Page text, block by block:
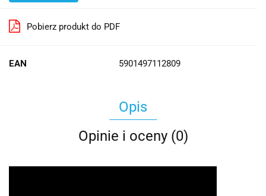
Pobierz produkt do PDF
EAN 5901497112809
Opis
Opinie i oceny (0)